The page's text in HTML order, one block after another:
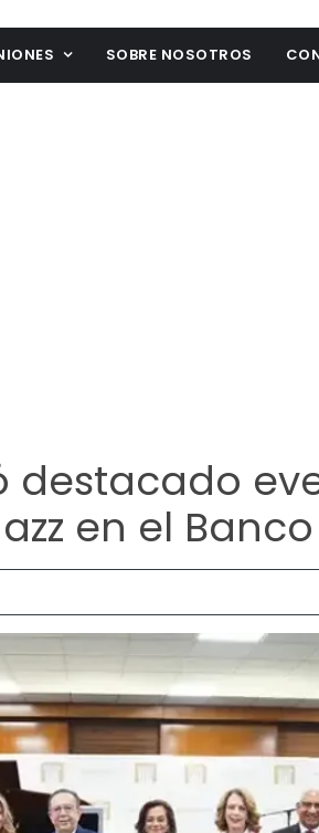
SOBRE NOSOTROS
destacado
en el